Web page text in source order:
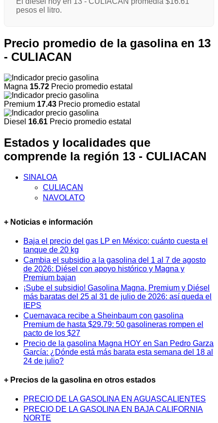
pesos el litro.
Precio promedio de la gasolina en 13
- CULIACAN
Magna 15.72 Precio promedio estatal
Premium 17.43 Precio promedio estatal
Diesel 16.61 Precio promedio estatal
Estados y localidades que
comprende la región 13 - CULIACAN
SINALOA
CULIACAN
NAVOLATO
+ Noticias e información
Baja el precio del gas LP en México: cuánto cuesta el
tanque de 20 kg
Cambia el subsidio a la gasolina del 1 al 7 de agosto
de 2026: Diésel con apoyo histórico y Magna y
Premium bajan
¡Sube el subsidio! Gasolina Magna, Premium y Diésel
más baratas del 25 al 31 de julio de 2026: así queda el
IEPS
Cuernavaca recibe a Sheinbaum con gasolina
Premium de hasta $29.79: 50 gasolineras rompen el
pacto de los $27
Precio de la gasolina Magna HOY en San Pedro Garza
García: ¿Dónde está más barata esta semana del 18 al
24 de julio?
+ Precios de la gasolina en otros estados
PRECIO DE LA GASOLINA EN AGUASCALIENTES
PRECIO DE LA GASOLINA EN BAJA CALIFORNIA
NORTE